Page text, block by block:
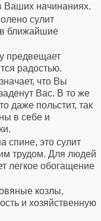
Ваших начинаниях.
сулит
ближайшие
предвещает
радостью.
что Вы
Вас. В то же
даже польстит, так
в себе и
спине, это сулит
трудом. Для людей
легкое обогащение
козлы,
и хозяйственную